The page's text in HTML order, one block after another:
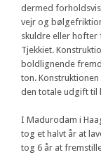
dermed
vejr og
skuldre eller hofter
Tjekkiet.
boldlignende
ton.
den totale udgift til
I Madurodam i
tog et halvt år at
tog 6 år at